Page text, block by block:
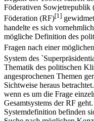
Föderativen Sowjetrepublik
Föderation (RF)[1]
handelte es sich
mögliche Definition des
Fragen nach einer
System des
Thematik des politischen
angesprochenen Themen
Sichtweise heraus
wenn es um die Frage
Gesamtsystems der RF
Systemdefinition befinden